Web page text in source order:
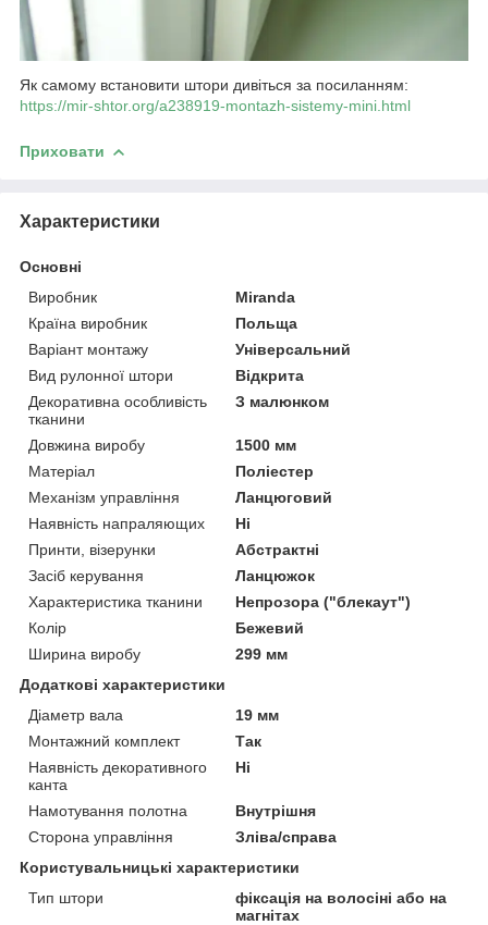
Як самому встановити штори дивіться за посиланням:
https://mir-shtor.org/a238919-montazh-sistemy-mini.html
Приховати
Характеристики
Основні
Виробник
Miranda
Країна виробник
Польща
Варіант монтажу
Універсальний
Вид рулонної штори
Відкрита
Декоративна особливість
тканини
З малюнком
Довжина виробу
1500 мм
Матеріал
Поліестер
Механізм управління
Ланцюговий
Наявність напраляющих
Ні
Принти, візерунки
Абстрактні
Засіб керування
Ланцюжок
Характеристика тканини
Непрозора ("блекаут")
Колір
Бежевий
Ширина виробу
299 мм
Додаткові характеристики
Діаметр вала
19 мм
Монтажний комплект
Так
Наявність декоративного
канта
Ні
Намотування полотна
Внутрішня
Сторона управління
Зліва/справа
Користувальницькі характеристики
Тип штори
фіксація на волосіні або на
магнітах